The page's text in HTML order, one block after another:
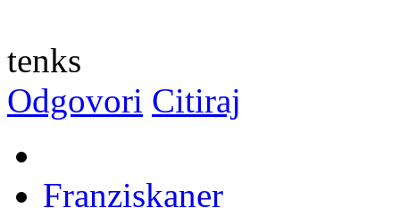
tenks
Odgovori Citiraj
Franziskaner